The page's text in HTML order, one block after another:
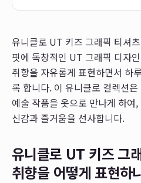
유니클로 UT 키즈 그래픽 티셔
핏에 독창적인 UT 그래픽 디자
취향을 자유롭게 표현하면서 하
록 합니다. 이 유니클로 컬렉션
예술 작품을 옷으로 만나게 하여
신감과 즐거움을 선사합니다.
유니클로 UT 키즈 그
취향을 어떻게 표현하